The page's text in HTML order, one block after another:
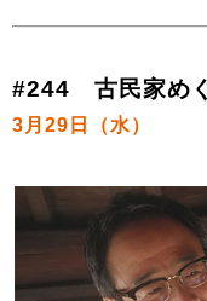
#244 古民家め
3月29日（水）